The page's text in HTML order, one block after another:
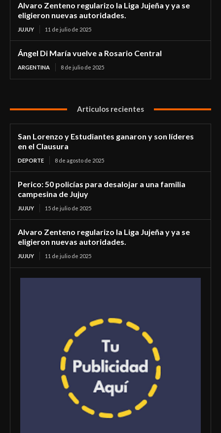
Alvaro Zenteno regularizo la Liga Jujeña y ya se
eligieron nuevas autoridades.
JUJUY 11 de julio de 2025
Ángel Di María vuelve a Rosario Central
ARGENTINA 8 de julio de 2025
Articulos recientes
San Lorenzo y Estudiantes ganaron y son líderes
en el Clausura
DEPORTE 8 de agosto de 2025
Perico: 50 policías para desalojar a una familia
campesina de Jujuy
JUJUY 15 de julio de 2025
Alvaro Zenteno regularizo la Liga Jujeña y ya se
eligieron nuevas autoridades.
JUJUY 11 de julio de 2025